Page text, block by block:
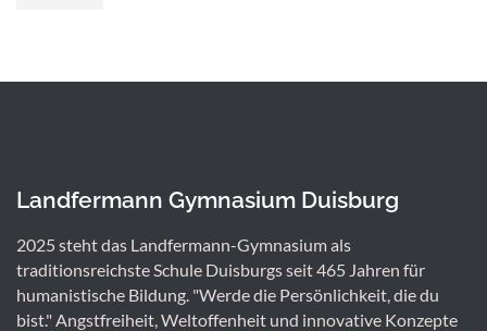
Landfermann Gymnasium Duisburg
2025 steht das Landfermann-Gymnasium als
traditionsreichste Schule Duisburgs seit 465 Jahren für
humanistische Bildung. "Werde die Persönlichkeit, die du
bist." Angstfreiheit, Weltoffenheit und innovative Konzepte